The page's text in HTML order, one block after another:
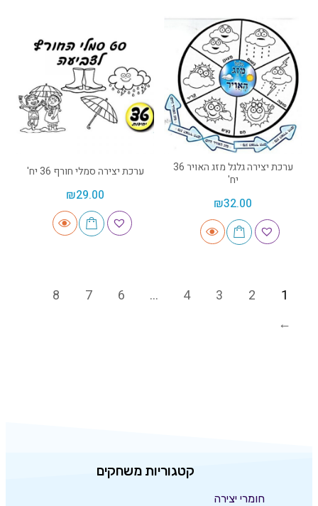
ערכת יצירה גלגל מזג האויר 36
יח'
₪32.00
ערכת יצירה סמלי חורף 36 יח'
₪29.00
1
2
3
4
…
6
7
8
קטגוריות משחקים
חומרי יצירה